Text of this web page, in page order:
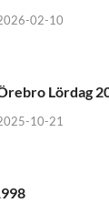
02-10
Lördag
10-21